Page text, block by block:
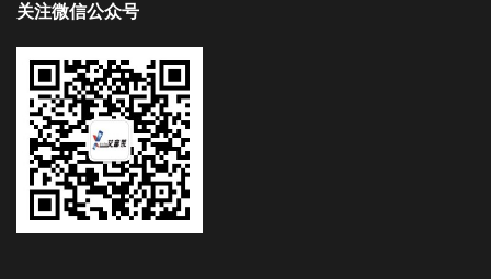
关注微信公众号